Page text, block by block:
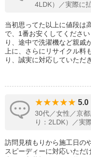
4LDK）／実際に
当初思ってた以上に値段は
で、1番お安くしてくださ
り、途中で洗濯機など親戚
上に、さらにリサイクル料
り、誠実に対応していただ
5.0
30代／女性／京
り：2LDK）／実
訪問見積もりから施工日の
スピーディーに対応いただ